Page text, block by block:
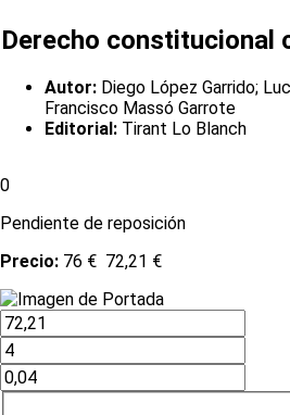
Derecho constitucional
Autor: Diego López Garrido;
Francisco Massó Garrote
Editorial: Tirant Lo Blanch
0
Pendiente de reposición
Precio: 76 € 72,21 €